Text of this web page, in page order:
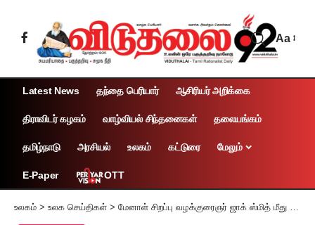
Aa
Latest News தந்தை பெரியார் ஆசிரியர் அறிக்கை
திராவிடர் கழகம் வாழ்வியல் சிந்தனைகள் தலையங்கம்
தமிழ்நாடு அரசியல் உலகம் கட்டுரை மேலும்
E-Paper OTT
உலகம் > உலக செய்திகள் > மேனாள் சிறப்பு வழக்குரைஞர் ஜாக் ஸ்மித் மீது அமெரிக்காவில் விசாரணை டிரம்ப் வழக்குகளின் தாக்கம் ஆராய்வு!